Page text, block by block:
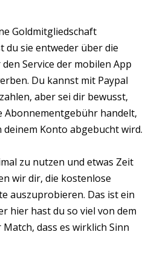
Goldmitgliedschaft
du sie entweder über die
Service der mobilen App
Du kannst mit Paypal
aber sei dir bewusst,
Abonnementgebühr handelt,
Konto abgebucht wird.
zu nutzen und etwas Zeit
wir dir, die kostenlose
auszuprobieren. Das ist ein
hier hast du so viel von dem
dass es wirklich Sinn